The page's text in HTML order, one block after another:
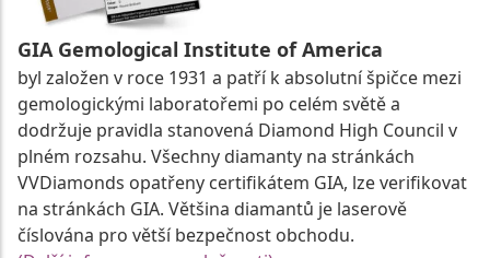
GIA Gemological Institute of America
byl založen v roce 1931 a patří k absolutní špičce mezi
gemologickými laboratořemi po celém světě a
dodržuje pravidla stanovená Diamond High Council v
plném rozsahu. Všechny diamanty na stránkách
VVDiamonds opatřeny certifikátem GIA, lze verifikovat
na stránkách GIA. Většina diamantů je laserově
číslována pro větší bezpečnost obchodu.